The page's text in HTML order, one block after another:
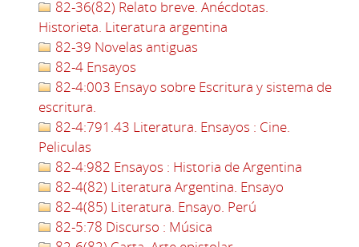
82-36(82) Relato breve. Anécdotas.
Historieta. Literatura argentina
82-39 Novelas antiguas
82-4 Ensayos
82-4:003 Ensayo sobre Escritura y sistema de
escritura.
82-4:791.43 Literatura. Ensayos : Cine.
Peliculas
82-4:982 Ensayos : Historia de Argentina
82-4(82) Literatura Argentina. Ensayo
82-4(85) Literatura. Ensayo. Perú
82-5:78 Discurso : Música